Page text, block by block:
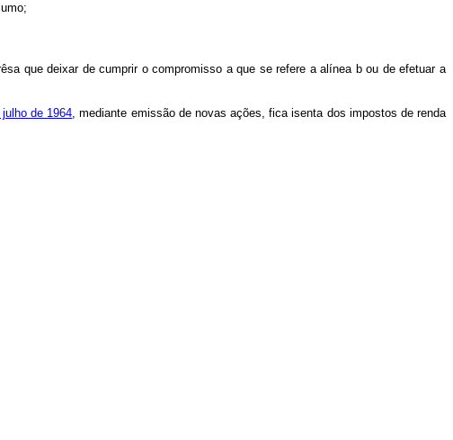
que deixar de cumprir o compromisso a que se refere a alínea b ou de efetuar a
de 1964, mediante emissão de novas ações, fica isenta dos impostos de renda